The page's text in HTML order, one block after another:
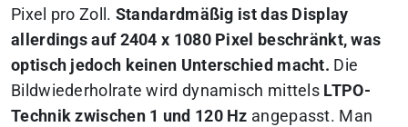
Pixel pro Zoll. Standardmäßig ist das Display
allerdings auf 2404 x 1080 Pixel beschränkt, was
optisch jedoch keinen Unterschied macht. Die
Bildwiederholrate wird dynamisch mittels LTPO-
Technik zwischen 1 und 120 Hz angepasst. Man